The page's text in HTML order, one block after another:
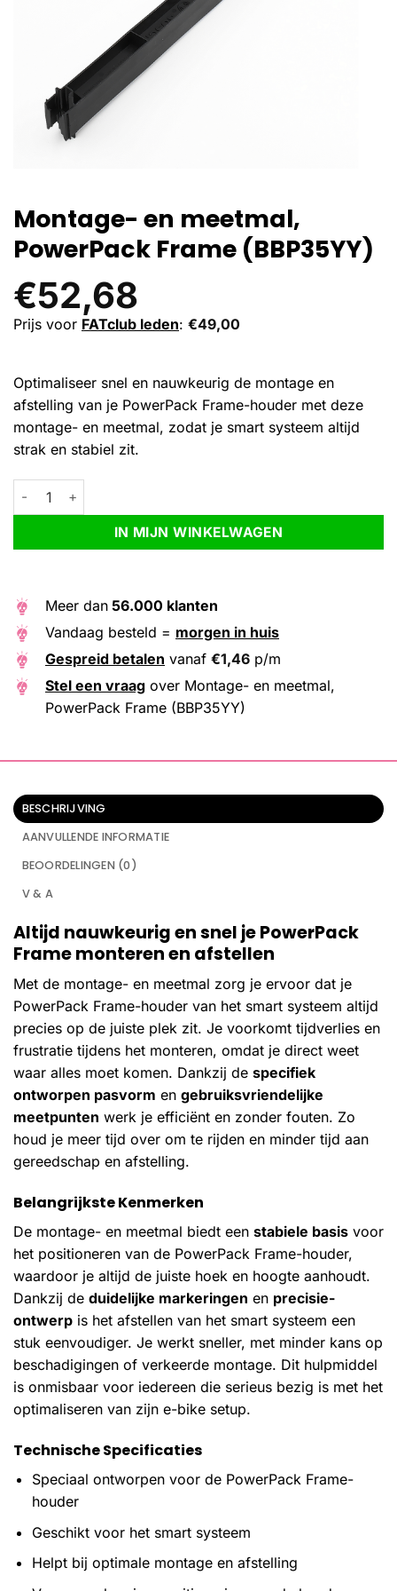
Montage- en meetmal,
PowerPack Frame (BBP35YY)
€52,68
Prijs voor FATclub leden: €49,00
Optimaliseer snel en nauwkeurig de montage en
afstelling van je PowerPack Frame-houder met deze
montage- en meetmal, zodat je smart systeem altijd
strak en stabiel zit.
Montage- en meetmal, PowerPack Frame (BBP35YY) aantal
IN MIJN WINKELWAGEN
Alternative:
Meer dan 56.000 klanten
Vandaag besteld = morgen in huis
Gespreid betalen vanaf €1,46 p/m
Stel een vraag over Montage- en meetmal,
PowerPack Frame (BBP35YY)
BESCHRIJVING
AANVULLENDE INFORMATIE
BEOORDELINGEN (0)
V & A
Altijd nauwkeurig en snel je PowerPack
Frame monteren en afstellen
Met de montage- en meetmal zorg je ervoor dat je
PowerPack Frame-houder van het smart systeem altijd
precies op de juiste plek zit. Je voorkomt tijdverlies en
frustratie tijdens het monteren, omdat je direct weet
waar alles moet komen. Dankzij de specifiek
ontworpen pasvorm en gebruiksvriendelijke
meetpunten werk je efficiënt en zonder fouten. Zo
houd je meer tijd over om te rijden en minder tijd aan
gereedschap en afstelling.
Belangrijkste Kenmerken
De montage- en meetmal biedt een stabiele basis voor
het positioneren van de PowerPack Frame-houder,
waardoor je altijd de juiste hoek en hoogte aanhoudt.
Dankzij de duidelijke markeringen en precisie-
ontwerp is het afstellen van het smart systeem een
stuk eenvoudiger. Je werkt sneller, met minder kans op
beschadigingen of verkeerde montage. Dit hulpmiddel
is onmisbaar voor iedereen die serieus bezig is met het
optimaliseren van zijn e-bike setup.
Technische Specificaties
Speciaal ontworpen voor de PowerPack Frame-
houder
Geschikt voor het smart systeem
Helpt bij optimale montage en afstelling